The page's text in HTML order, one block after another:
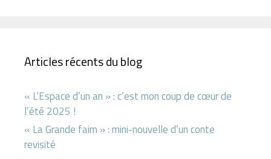
Articles récents du blog
« L’Espace d’un an » : c’est mon coup de cœur de
l’été 2025 !
« La Grande faim » : mini-nouvelle d’un conte
revisité